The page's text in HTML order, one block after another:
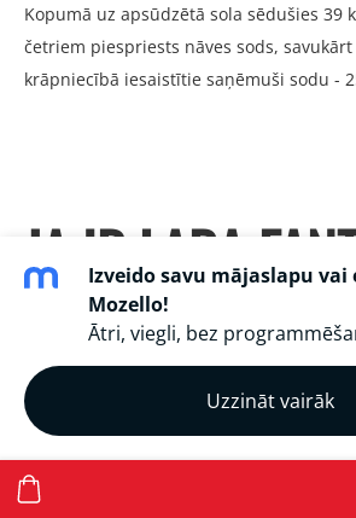
Kopumā uz apsūdzētā sola sēdušies 39
četriem piespriests nāves sods, savukārt
krāpniecībā iesaistītie saņēmuši sodu -
JA IR LABA
TAD NE TO VIEN
IZDOMĀSI
Izveido savu mājaslapu vai
Mozello!
Ātri, viegli, bez
Uzzināt vairāk